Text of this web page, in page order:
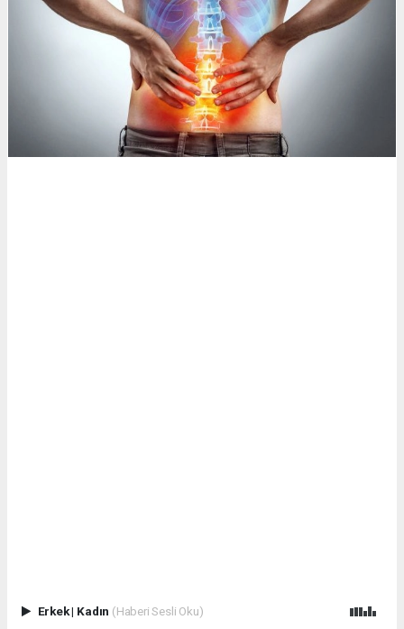
Erkek| Kadın (Haberi Sesli Oku)